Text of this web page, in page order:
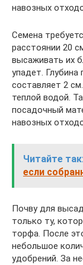
навозных
Семена
расстоянии 20
высаживать их
упадет. Глубина
составляет 2
теплой водой.
посадочный
навозных
Читайте
если
Почву для
только ту,
торфа. После
небольшое
удобрений. За